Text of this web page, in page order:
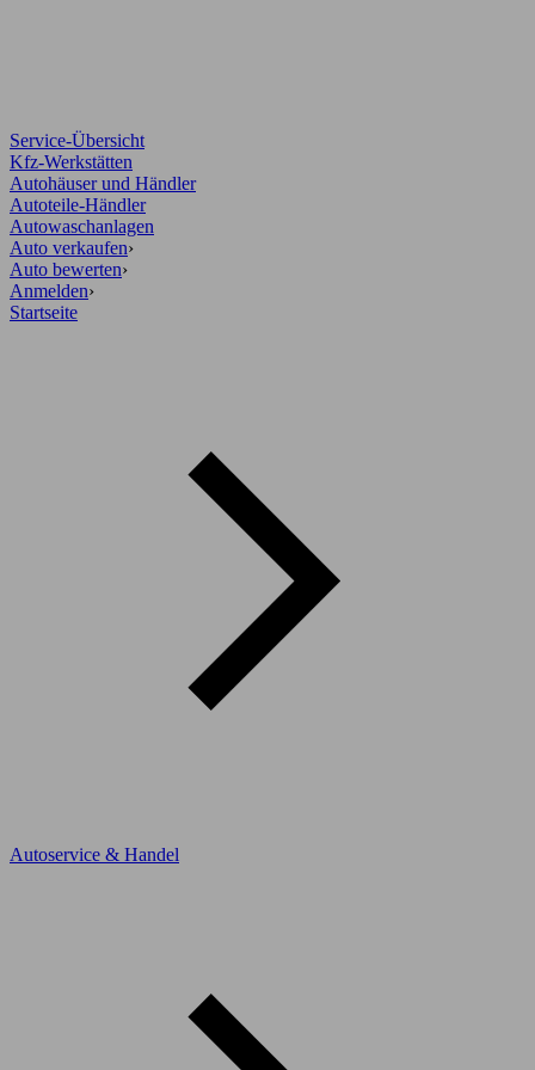
Service-Übersicht
Kfz-Werkstätten
Autohäuser und Händler
Autoteile-Händler
Autowaschanlagen
Auto verkaufen›
Auto bewerten›
Anmelden›
Startseite
Autoservice & Handel